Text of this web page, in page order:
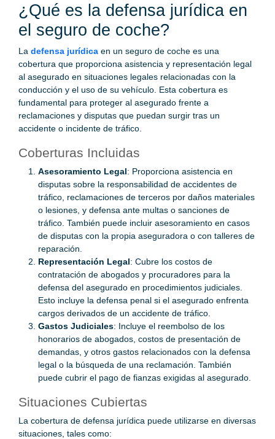
¿Qué es la defensa jurídica en
el seguro de coche?
La defensa jurídica en un seguro de coche es una
cobertura que proporciona asistencia y representación legal
al asegurado en situaciones legales relacionadas con la
conducción y el uso de su vehículo. Esta cobertura es
fundamental para proteger al asegurado frente a
reclamaciones y disputas que puedan surgir tras un
accidente o incidente de tráfico.
Coberturas Incluidas
Asesoramiento Legal: Proporciona asistencia en
disputas sobre la responsabilidad de accidentes de
tráfico, reclamaciones de terceros por daños materiales
o lesiones, y defensa ante multas o sanciones de
tráfico. También puede incluir asesoramiento en casos
de disputas con la propia aseguradora o con talleres de
reparación.
Representación Legal: Cubre los costos de
contratación de abogados y procuradores para la
defensa del asegurado en procedimientos judiciales.
Esto incluye la defensa penal si el asegurado enfrenta
cargos derivados de un accidente de tráfico.
Gastos Judiciales: Incluye el reembolso de los
honorarios de abogados, costos de presentación de
demandas, y otros gastos relacionados con la defensa
legal o la búsqueda de una reclamación. También
puede cubrir el pago de fianzas exigidas al asegurado.
Situaciones Cubiertas
La cobertura de defensa jurídica puede utilizarse en diversas
situaciones, tales como: